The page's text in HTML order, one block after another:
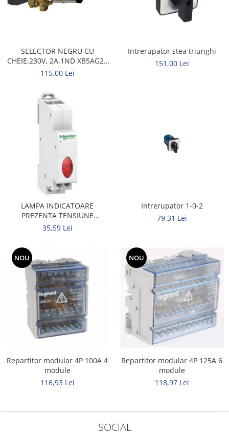
Rigid
PRIZE SI INTRERUPATOARE
Accesorii prize / intrerupatoare
ACCESORII INSTALATII ELECTRICE
Canal cablu metalic
Canal cablu PVC
Elemente imbinare
Tuburi flexibile
PRELUNGITOARE
Distribuitoare
Prelungitoare
Role prelungitor
MULTIPRIZE, STECHERE, CUPLE
Stechere
Multiprize
PRIZE SI FISE INDUSTRIALE
Prize
SELECTOR NEGRU CU
CHEIE,230V, 2A,1ND XB5AG21
SCHNEIDER
115,00 Lei
Intrerupator stea triunghi
151,00 Lei
LAMPA INDICATOARE
PREZENTA TENSIUNE
MONOFAZATA
35,59 Lei
Intrerupator 1-0-2
79,31 Lei
NOU
Repartitor modular 4P 100A 4
module
116,93 Lei
NOU
Repartitor modular 4P 125A 6
module
118,97 Lei
SOCIAL